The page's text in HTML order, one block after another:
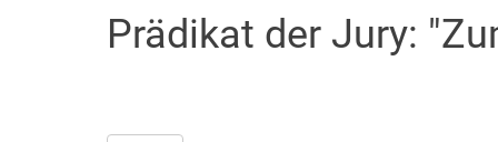
Prädikat der Jury: